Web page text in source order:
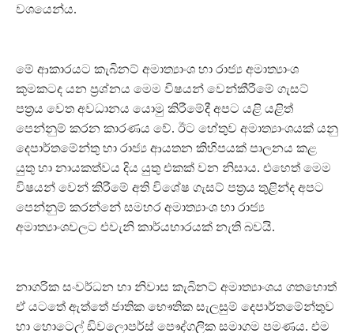
වශයෙන්ය.
මේ ආකාරයට කැබිනට් අමාත්‍යාංශ හා රාජ්‍ය අමාත්‍යාංශ
කුමකටද යන ප්‍රශ්නය මෙම විෂයන් වෙන්කීරීමේ ගැසට්
පත්‍රය වෙත අවධානය යොමු කිරීමේදී අපට යළි යළිත්
පෙන්නුම් කරන කාරණය වේ. ඊට හේතුව අමාත්‍යාංශයක් යනු
දෙපාර්තමේන්තු හා රාජ්‍ය ආයතන කිහිපයක් පාලනය කළ
යුතු හා නායකත්වය දිය යුතු එකක් වන නිසාය. එහෙත් මෙම
විෂයන් වෙන් කිරීමේ අති විශේෂ ගැසට් පත්‍රය තුළින්ද අපට
පෙන්නුම් කරන්නේ සමහර අමාත්‍යාංශ හා රාජ්‍ය
අමාත්‍යාංශවලට එවැනි කාර්යභාරයක් නැති බවයි.
නාගරික සංවර්ධන හා නිවාස කැබිනට් අමාත්‍යාංශය ගතහොත්
ඒ යටතේ ඇත්තේ ජාතික භෞතික සැලසුම් දෙපාර්තමේන්තුව
හා හොටෙල් ඩිවලොපර්ස් පෞද්ගලික සමාගම පමණය. එම